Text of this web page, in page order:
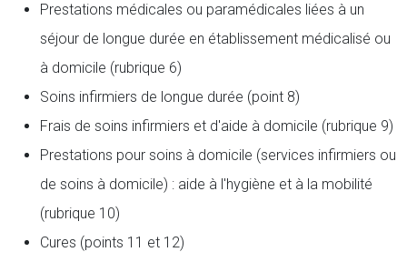
Prestations médicales ou paramédicales liées à un
séjour de longue durée en établissement médicalisé ou
à domicile (rubrique 6)
Soins infirmiers de longue durée (point 8)
Frais de soins infirmiers et d'aide à domicile (rubrique 9)
Prestations pour soins à domicile (services infirmiers ou
de soins à domicile) : aide à l'hygiène et à la mobilité
(rubrique 10)
Cures (points 11 et 12)